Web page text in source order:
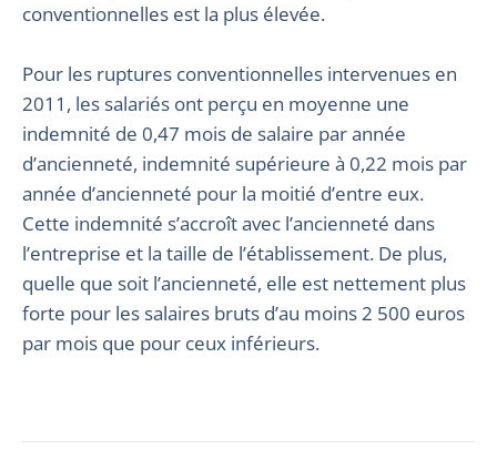
conventionnelles est la plus élevée.
Pour les ruptures conventionnelles intervenues en
2011, les salariés ont perçu en moyenne une
indemnité de 0,47 mois de salaire par année
d’ancienneté, indemnité supérieure à 0,22 mois par
année d’ancienneté pour la moitié d’entre eux.
Cette indemnité s’accroît avec l’ancienneté dans
l’entreprise et la taille de l’établissement. De plus,
quelle que soit l’ancienneté, elle est nettement plus
forte pour les salaires bruts d’au moins 2 500 euros
par mois que pour ceux inférieurs.